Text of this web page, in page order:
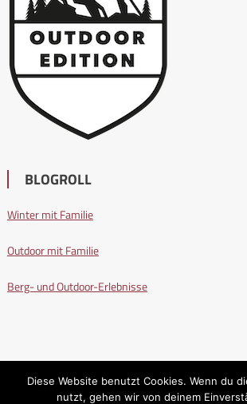
BLOGROLL
Winter mit Familie
Outdoor mit Familie
Berg- und Outdoor-Erlebnisse
Wandern mit Familie |Editorial by
Diese Website benutzt Cookies. Wenn du
nutzt, gehen wir von deinem